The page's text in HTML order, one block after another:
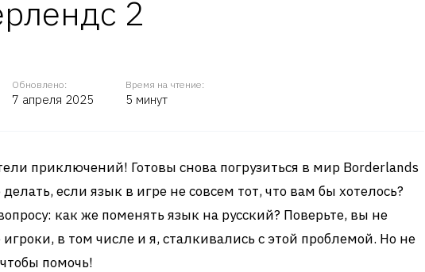
2
Обновлено:
7 апреля 2025
Время на чтение:
5 минут
приключений! Готовы снова погрузиться в мир Borderlands
делать, если язык в игре не совсем тот, что вам бы хотелось?
как же поменять язык на русский? Поверьте, вы не
в том числе и я, сталкивались с этой проблемой. Но не
помочь!